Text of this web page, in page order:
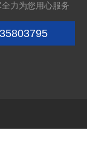
力为您用心服务